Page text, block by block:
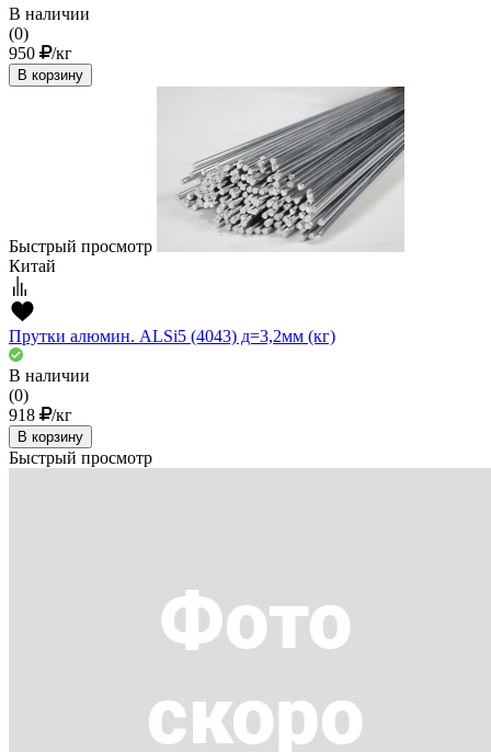
В наличии
(0)
950
/кг
В корзину
Быстрый просмотр
Китай
Прутки алюмин. ALSi5 (4043) д=3,2мм (кг)
В наличии
(0)
918
/кг
В корзину
Быстрый просмотр